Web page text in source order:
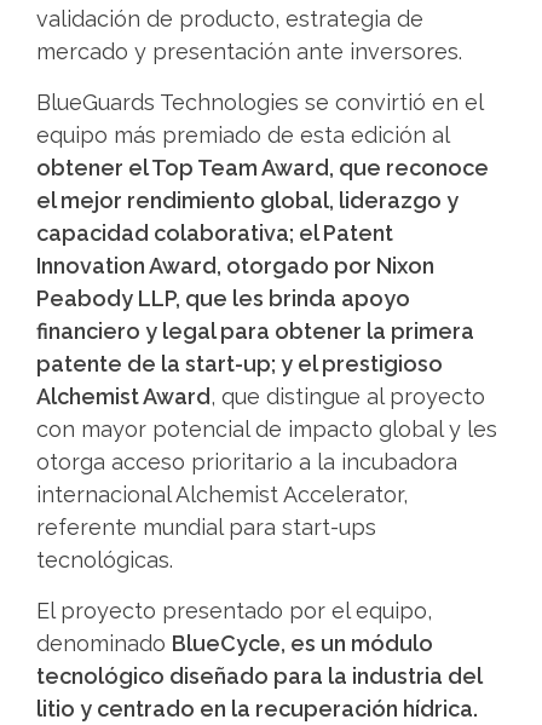
validación de producto, estrategia de
mercado y presentación ante inversores.
BlueGuards Technologies se convirtió en el
equipo más premiado de esta edición al
obtener el Top Team Award, que reconoce
el mejor rendimiento global, liderazgo y
capacidad colaborativa; el Patent
Innovation Award, otorgado por Nixon
Peabody LLP, que les brinda apoyo
financiero y legal para obtener la primera
patente de la start-up; y el prestigioso
Alchemist Award, que distingue al proyecto
con mayor potencial de impacto global y les
otorga acceso prioritario a la incubadora
internacional Alchemist Accelerator,
referente mundial para start-ups
tecnológicas.
El proyecto presentado por el equipo,
denominado BlueCycle, es un módulo
tecnológico diseñado para la industria del
litio y centrado en la recuperación hídrica.